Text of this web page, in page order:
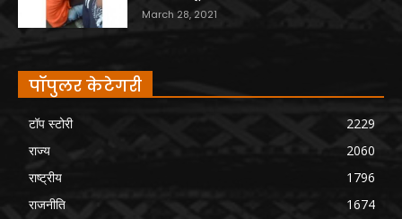
March 28, 2021
पॉपुलर केटेगरी
टॉप स्टोरी
2229
राज्य
2060
राष्ट्रीय
1796
राजनीति
1674